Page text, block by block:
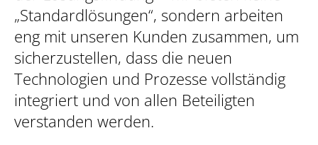
„Standardlösungen“, sondern arbeiten
eng mit unseren Kunden zusammen, um
sicherzustellen, dass die neuen
Technologien und Prozesse vollständig
integriert und von allen Beteiligten
verstanden werden.